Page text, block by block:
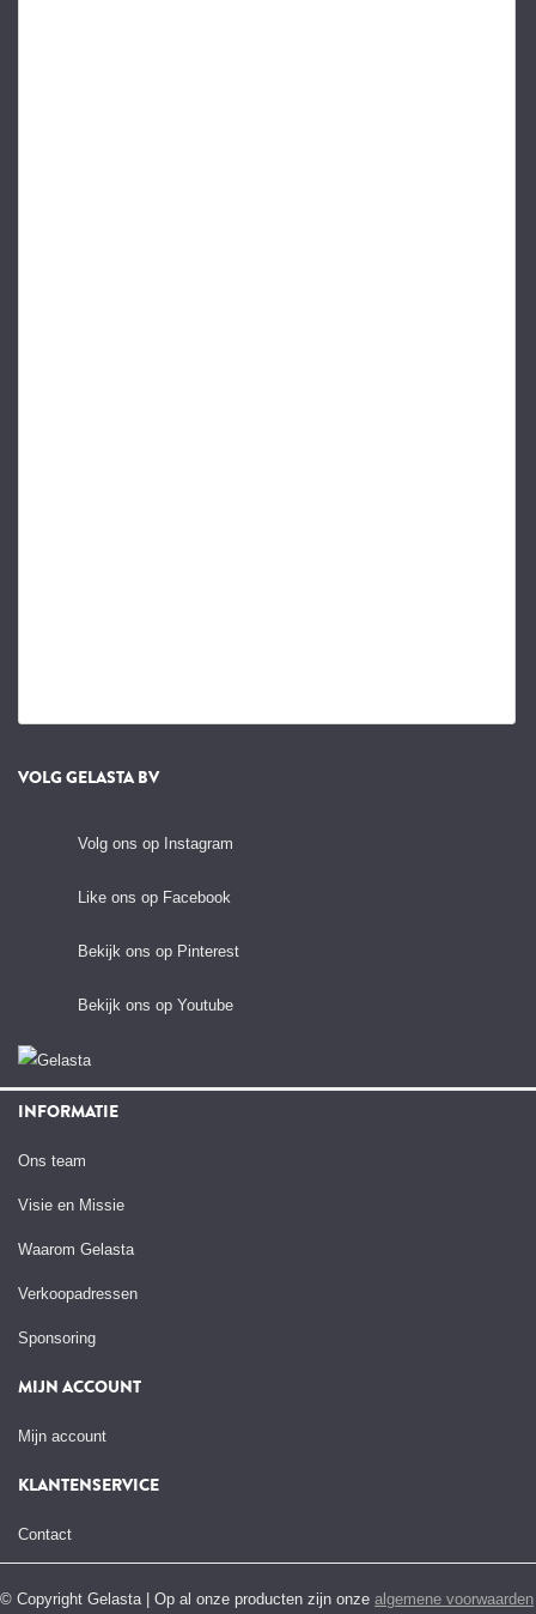
VOLG GELASTA BV
Volg ons op Instagram
Like ons op Facebook
Bekijk ons op Pinterest
Bekijk ons op Youtube
INFORMATIE
Ons team
Visie en Missie
Waarom Gelasta
Verkoopadressen
Sponsoring
MIJN ACCOUNT
Mijn account
KLANTENSERVICE
Contact
© Copyright Gelasta | Op al onze producten zijn onze algemene voorwaarden